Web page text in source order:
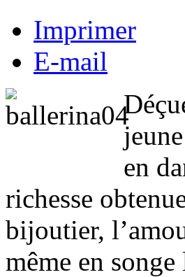
Imprimer
E-mail
en
richesse
bijoutier,
même en